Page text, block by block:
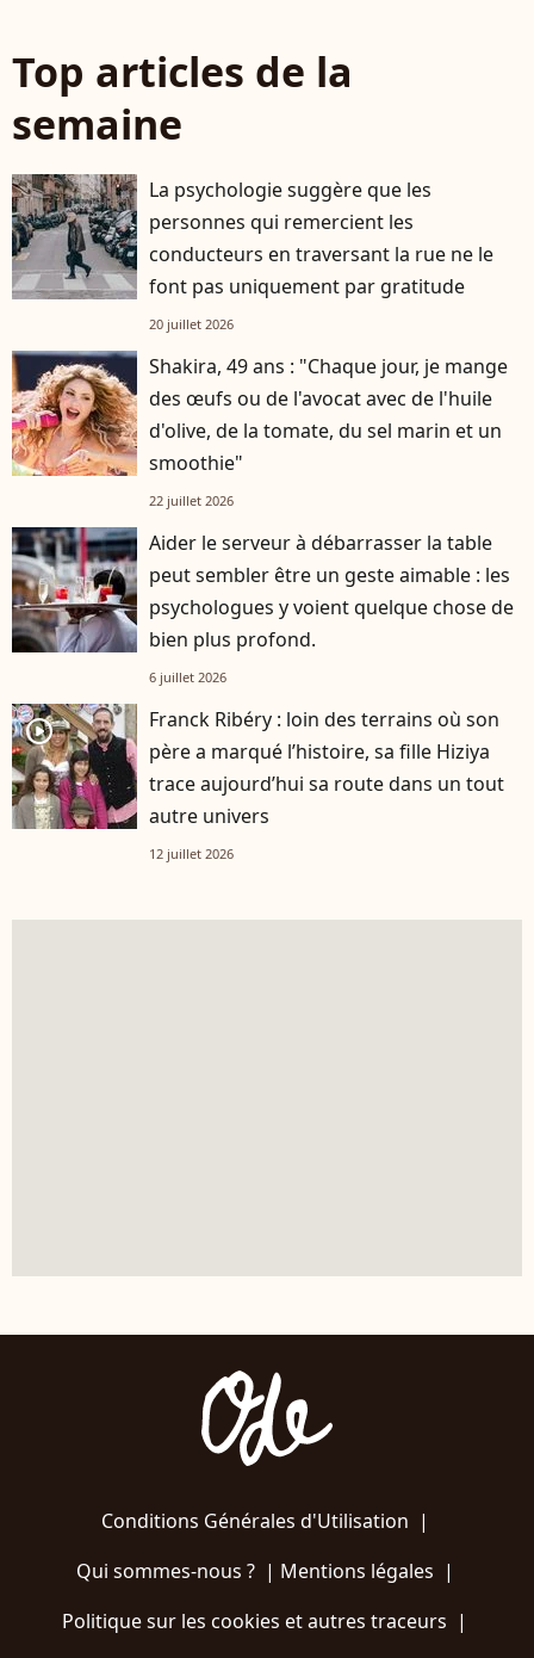
Top articles de la
semaine
La psychologie suggère que les
personnes qui remercient les
conducteurs en traversant la rue ne le
font pas uniquement par gratitude
20 juillet 2026
Shakira, 49 ans : "Chaque jour, je mange
des œufs ou de l'avocat avec de l'huile
d'olive, de la tomate, du sel marin et un
smoothie"
22 juillet 2026
Aider le serveur à débarrasser la table
peut sembler être un geste aimable : les
psychologues y voient quelque chose de
bien plus profond.
6 juillet 2026
player2
Franck Ribéry : loin des terrains où son
père a marqué l’histoire, sa fille Hiziya
trace aujourd’hui sa route dans un tout
autre univers
12 juillet 2026
Conditions Générales d'Utilisation |
Qui sommes-nous ?| Mentions légales |
Politique sur les cookies et autres traceurs |